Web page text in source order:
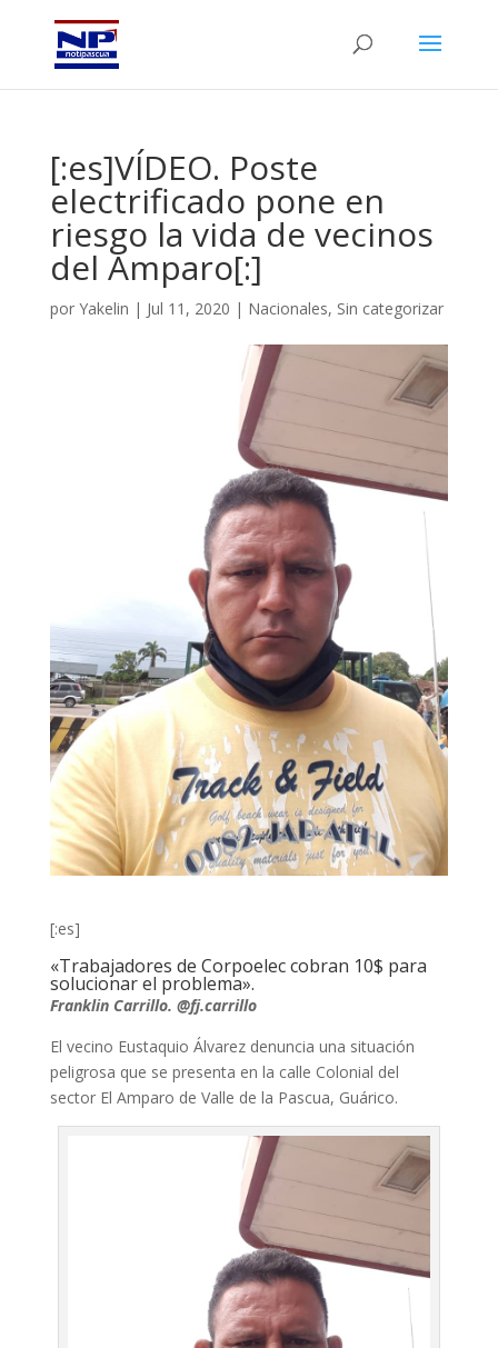
[:es]VÍDEO. Poste
electrificado pone en
riesgo la vida de vecinos
del Amparo[:]
por Yakelin | Jul 11, 2020 | Nacionales, Sin categorizar
[:es]
«Trabajadores de Corpoelec cobran 10$ para
solucionar el problema».
Franklin Carrillo. @fj.carrillo
El vecino Eustaquio Álvarez denuncia una situación
peligrosa que se presenta en la calle Colonial del
sector El Amparo de Valle de la Pascua, Guárico.